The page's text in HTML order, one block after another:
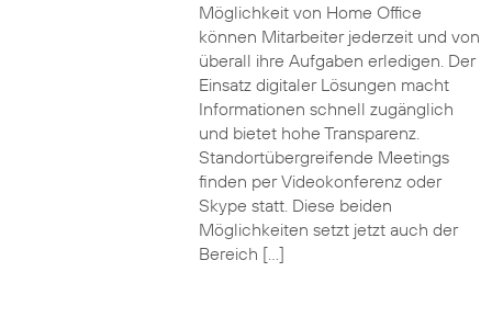
Möglichkeit von Home Office
können Mitarbeiter jederzeit und von
überall ihre Aufgaben erledigen. Der
Einsatz digitaler Lösungen macht
Informationen schnell zugänglich
und bietet hohe Transparenz.
Standortübergreifende Meetings
finden per Videokonferenz oder
Skype statt. Diese beiden
Möglichkeiten setzt jetzt auch der
Bereich […]